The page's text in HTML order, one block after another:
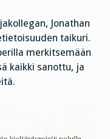
Jonathan
taikuri.
merkitsemään
kaikki sanottu, ja